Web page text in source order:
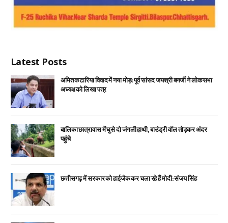
Latest Posts
अमित कटारिया विवाद में नया मोड़: पूर्व सांसद जयश्री बनर्जी ने लोकसभा
अध्यक्ष को लिखा पत्र
बालिका छात्रावास में घुसे दो जंगली हाथी, बाउंड्री वॉल तोड़कर अंदर
पहुंचे
छत्तीसगढ़ में सरकार को हाईजैक कर चला रहे हैं मोदी: संजय सिंह